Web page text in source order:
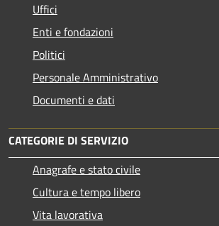
Uffici
Enti e fondazioni
Politici
Personale Amministrativo
Documenti e dati
CATEGORIE DI SERVIZIO
Anagrafe e stato civile
Cultura e tempo libero
Vita lavorativa